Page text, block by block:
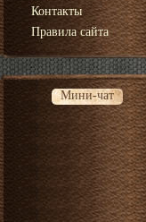
Контакты
Правила сайта
Мини-чат